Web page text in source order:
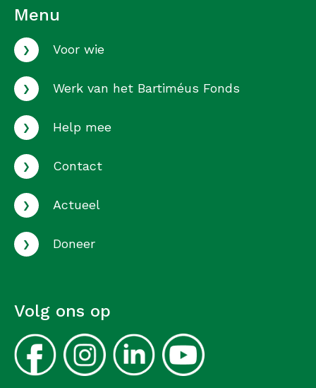
Menu
› Voor wie
› Werk van het Bartiméus Fonds
› Help mee
› Contact
› Actueel
› Doneer
Volg ons op